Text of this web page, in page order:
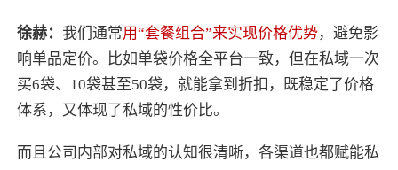
徐赫：我们通常用“套餐组合”来实现价格优势，避免影
响单品定价。比如单袋价格全平台一致，但在私域一次
买6袋、10袋甚至50袋，就能拿到折扣，既稳定了价格
体系，又体现了私域的性价比。
而且公司内部对私域的认知很清晰，各渠道也都赋能私